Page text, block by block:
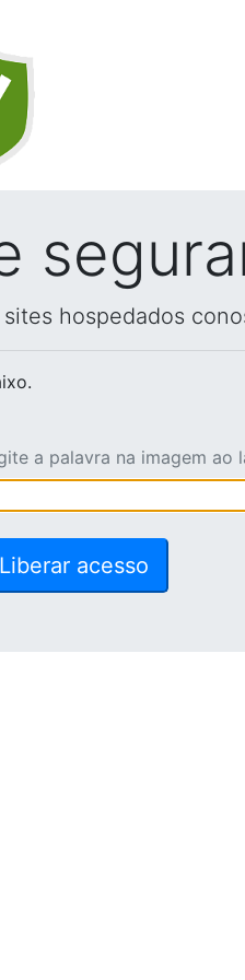
hospedados
a palavra na imagem ao